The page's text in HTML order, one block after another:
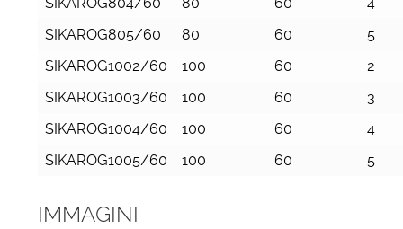
SIKAROG804/60
80 60
4
SIKAROG805/60
80 60
5
SIKAROG1002/60
100 60
2
SIKAROG1003/60
100 60
3
SIKAROG1004/60
100 60
4
SIKAROG1005/60
100 60 5
IMMAGINI